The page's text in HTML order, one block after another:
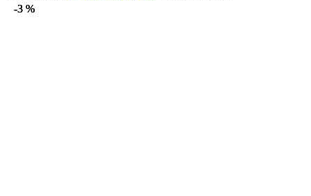
-3 %
-3 %
-3 %